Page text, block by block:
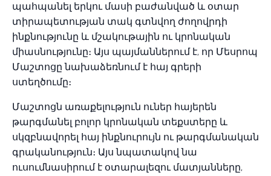
պահպանել երկու մասի բաժանված և օտար
տիրապետության տակ գտնվող ժողովրդի
ինքնությունը և մշակութային ու կրոնական
միասնությունը։ Այս պայմաններում է, որ Մեսրոպ
Մաշտոցը նախաձեռնում է հայ գրերի
ստեղծումը։
Մաշտոցն առաքելություն ուներ հայերեն
թարգմանել բոլոր կրոնական տեքստերը և
սկզբնավորել հայ ինքնուրույն ու թարգմանական
գրականություն։ Այս նպատակով նա
ուսումնասիրում է օտարալեզու մատյանները,